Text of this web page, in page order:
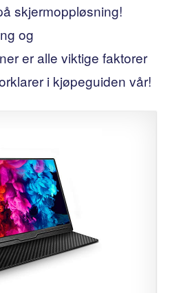
skjermoppløsning!
og
er alle viktige faktorer
i kjøpeguiden vår!